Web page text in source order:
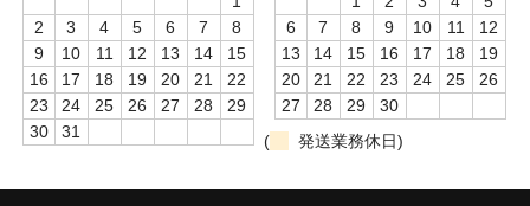
2
3 4 5 6 7
8
9
10 11 12 13 14
15
16
17 18 19 20 21
22
23
24 25 26 27 28
29
30
31
6
7 8 9 10 11
12
13
14 15 16 17 18
19
20
21 22 23 24 25
26
27
28 29
30
(
発送業務休日)